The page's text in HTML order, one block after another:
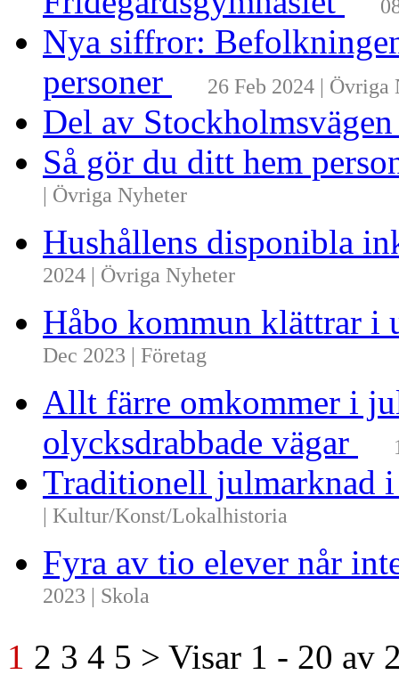
Nya siffror:
personer
26 Feb 2024 | Övriga
Del av
Så gör du ditt hem
| Övriga Nyheter
Hushållens disponibla
2024 | Övriga Nyheter
Håbo kommun klättrar i
Dec 2023 | Företag
Allt färre omkommer i
olycksdrabbade vägar
Traditionell julmarknad
| Kultur/Konst/Lokalhistoria
Fyra av tio elever når
2023 | Skola
1 2 3 4 5 > Visar 1 - 20 av